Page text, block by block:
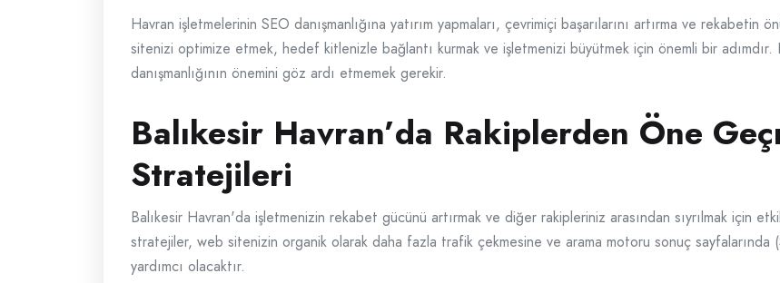
Havran işletmelerinin SEO danışmanlığına yatırım yapmaları, çevrimiçi başarılarını artırma ve
sitenizi optimize etmek, hedef kitlenizle bağlantı kurmak ve işletmenizi büyütmek için önemli bir
danışmanlığının önemini göz ardı etmemek gerekir.
Balıkesir Havran’da Rakiplerden Öne
Stratejileri
Balıkesir Havran'da işletmenizin rekabet gücünü artırmak ve diğer rakipleriniz arasından sıyrılmak için
stratejiler, web sitenizin organik olarak daha fazla trafik çekmesine ve arama motoru sonuç sayfalarında
yardımcı olacaktır.